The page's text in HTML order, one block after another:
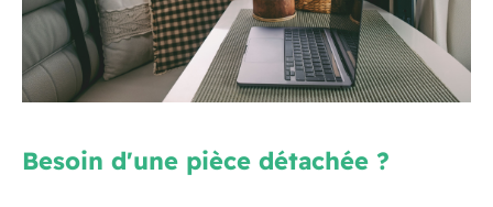
Besoin d'une pièce détachée ?